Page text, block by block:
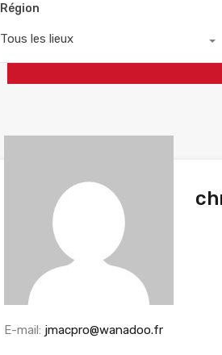
Région
Tous les lieux
E-mail: jmacpro@wanadoo.fr